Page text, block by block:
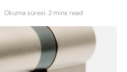
Okuma süresi: 2 mins read